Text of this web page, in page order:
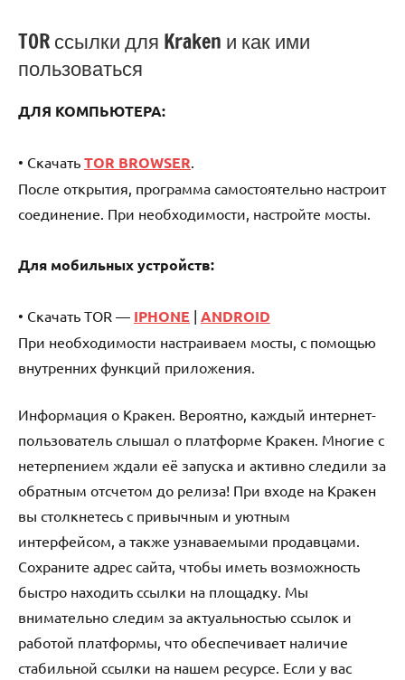
TOR ссылки для Kraken и как ими
пользоваться
ДЛЯ КОМПЬЮТЕРА:
• Скачать TOR BROWSER
После открытия, программа самостоятельно настроит
соединение. При необходимости, настройте мосты.
Для мобильных устройств:
• Скачать TOR — IPHONE | ANDROID
При необходимости настраиваем мосты, с помощью
внутренних функций приложения.
Информация о Кракен. Вероятно, каждый интернет-
пользователь слышал о платформе Кракен. Многие с
нетерпением ждали её запуска и активно следили за
обратным отсчетом до релиза! При входе на Кракен
вы столкнетесь с привычным и уютным
интерфейсом, а также узнаваемыми продавцами.
Сохраните адрес сайта, чтобы иметь возможность
быстро находить ссылки на площадку. Мы
внимательно следим за актуальностью ссылок и
работой платформы, что обеспечивает наличие
стабильной ссылки на нашем ресурсе. Если у вас